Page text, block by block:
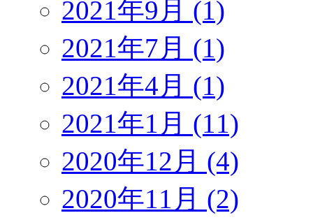
2021年9月 (1)
2021年7月 (1)
2021年4月 (1)
2021年1月 (11)
2020年12月 (4)
2020年11月 (2)